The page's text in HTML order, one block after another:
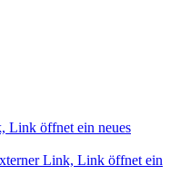
Link öffnet ein neues
Link, Link öffnet ein